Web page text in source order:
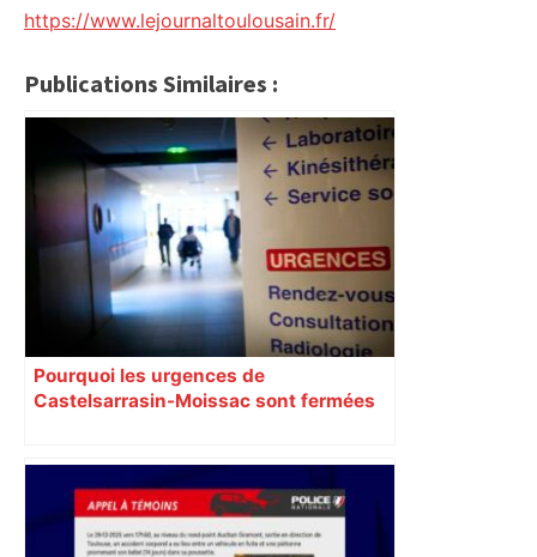
https://www.lejournaltoulousain.fr/
Publications Similaires :
Pourquoi les urgences de
Castelsarrasin-Moissac sont fermées